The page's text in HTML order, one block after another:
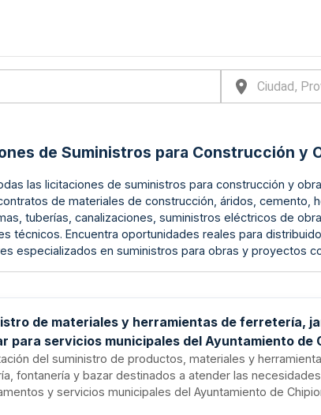
de Suministros para Construcción y
las licitaciones de suministros para construcción y
de materiales de construcción, áridos, cemento,
tuberías, canalizaciones, suministros eléctricos de
técnicos. Encuentra oportunidades reales para
especializados en suministros para obras y proyectos
de materiales y herramientas de ferretería,
para servicios municipales del Ayuntamiento de
del suministro de productos, materiales y
fontanería y bazar destinados a atender las
y servicios municipales del Ayuntamiento de